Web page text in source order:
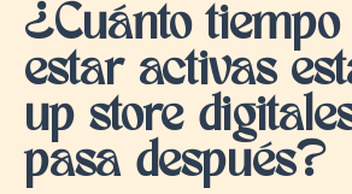
¿Cuánto tiempo
estar activas
up store
pasa después?